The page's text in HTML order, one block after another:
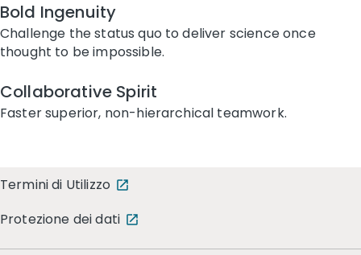
Bold Ingenuity
Challenge the status quo to deliver science once
thought to be impossible.
Collaborative Spirit
Faster superior, non-hierarchical teamwork.
Termini di Utilizzo
Protezione dei dati